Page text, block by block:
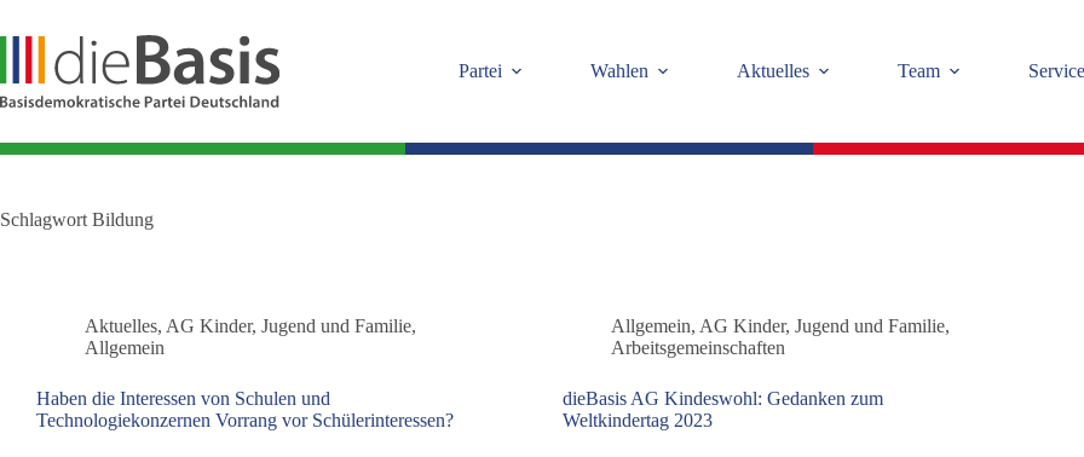
springen
Partei
Wahlen Aktuelles Team Service
Schlagwort Bildung
Aktuelles, AG Kinder, Jugend und Familie,
Allgemein
Haben die Interessen von Schulen und
Technologiekonzernen Vorrang vor Schülerinteressen?
Allgemein, AG Kinder, Jugend und Familie,
Arbeitsgemeinschaften
dieBasis AG Kindeswohl: Gedanken zum
Weltkindertag 2023